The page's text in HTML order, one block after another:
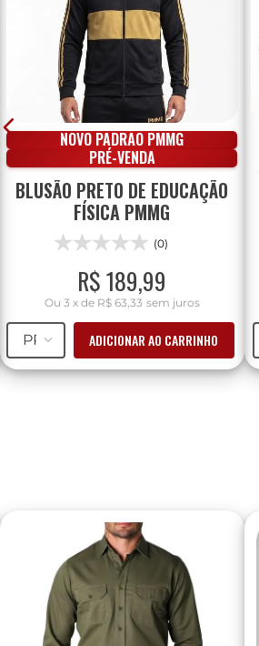
NOVO PADRÃO PMMG
PRÉ-VENDA
BLUSÃO PRETO DE EDUCAÇÃO
FÍSICA PMMG
(0)
R$189,99
Ou 3 xde R$ 63,33 sem juros
PP ADICIONAR AO CARRINHO